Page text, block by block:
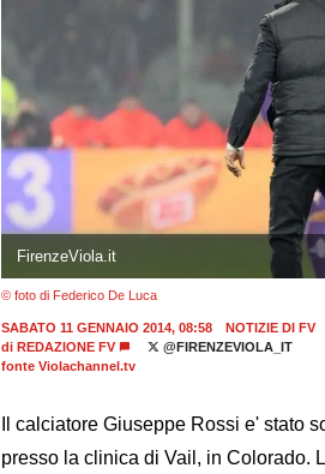
FirenzeViola.it
© foto di Federico De Luca
SABATO 11 GENNAIO 2014, 08:58
NOTIZIE DI FV
di REDAZIONE FV
@FIRENZEVIOLA_IT
fonte Violachannel.tv
Il calciatore Giuseppe Rossi e' stato
presso la clinica di Vail, in Colorado.